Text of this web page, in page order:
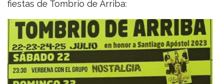
fiestas de Tombrio de Arriba: